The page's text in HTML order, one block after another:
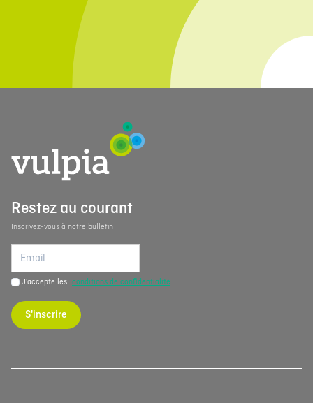
Restez au courant
Inscrivez-vous à notre bulletin
J'accepte les conditions de confidentialité
S'inscrire